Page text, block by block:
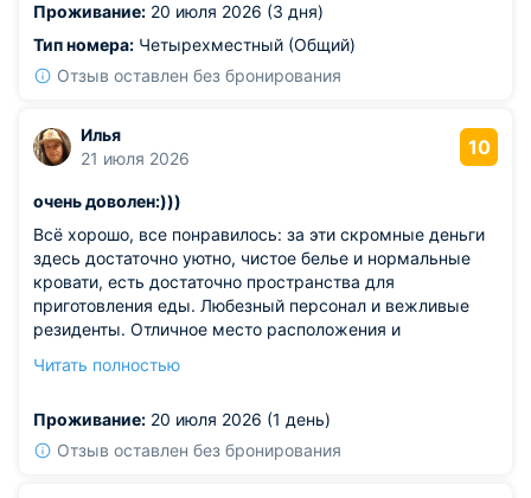
Проживание: 20 июля 2026 (3 дня)
Тип номера: Четырехместный (Общий)
Отзыв оставлен без бронирования
Илья
21 июля 2026
10
очень доволен:)))
Всё хорошо, все понравилось: за эти скромные деньги
здесь достаточно уютно, чистое белье и нормальные
кровати, есть достаточно пространства для
приготовления еды. Любезный персонал и вежливые
резиденты. Отличное место расположения и
копилку путешественника, ждите через пару месяцев,
Читать полностью
Проживание: 20 июля 2026 (1 день)
Отзыв оставлен без бронирования